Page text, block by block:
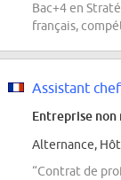
Bac+4 en
français,
Assistant
Entreprise
Alternance,
“Contrat de